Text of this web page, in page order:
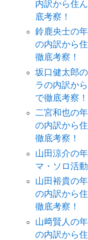
内訳から住
底考察！
鈴鹿央士の
の内訳から
徹底考察！
坂口健太郎
ラの内訳か
で徹底考察！
二宮和也の
の内訳から
徹底考察！
山田涼介の
マ・ソロ活
山田裕貴の
の内訳から
徹底考察！
山﨑賢人の
の内訳から